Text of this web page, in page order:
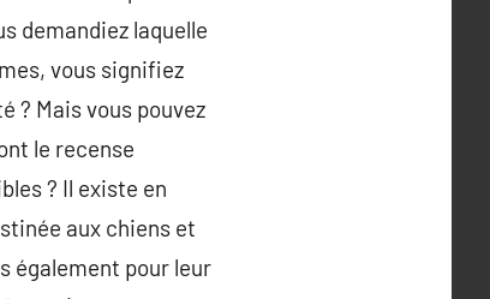
demandiez laquelle
vous signifiez
? Mais vous pouvez
le recense
? Il existe en
aux chiens et
également pour leur